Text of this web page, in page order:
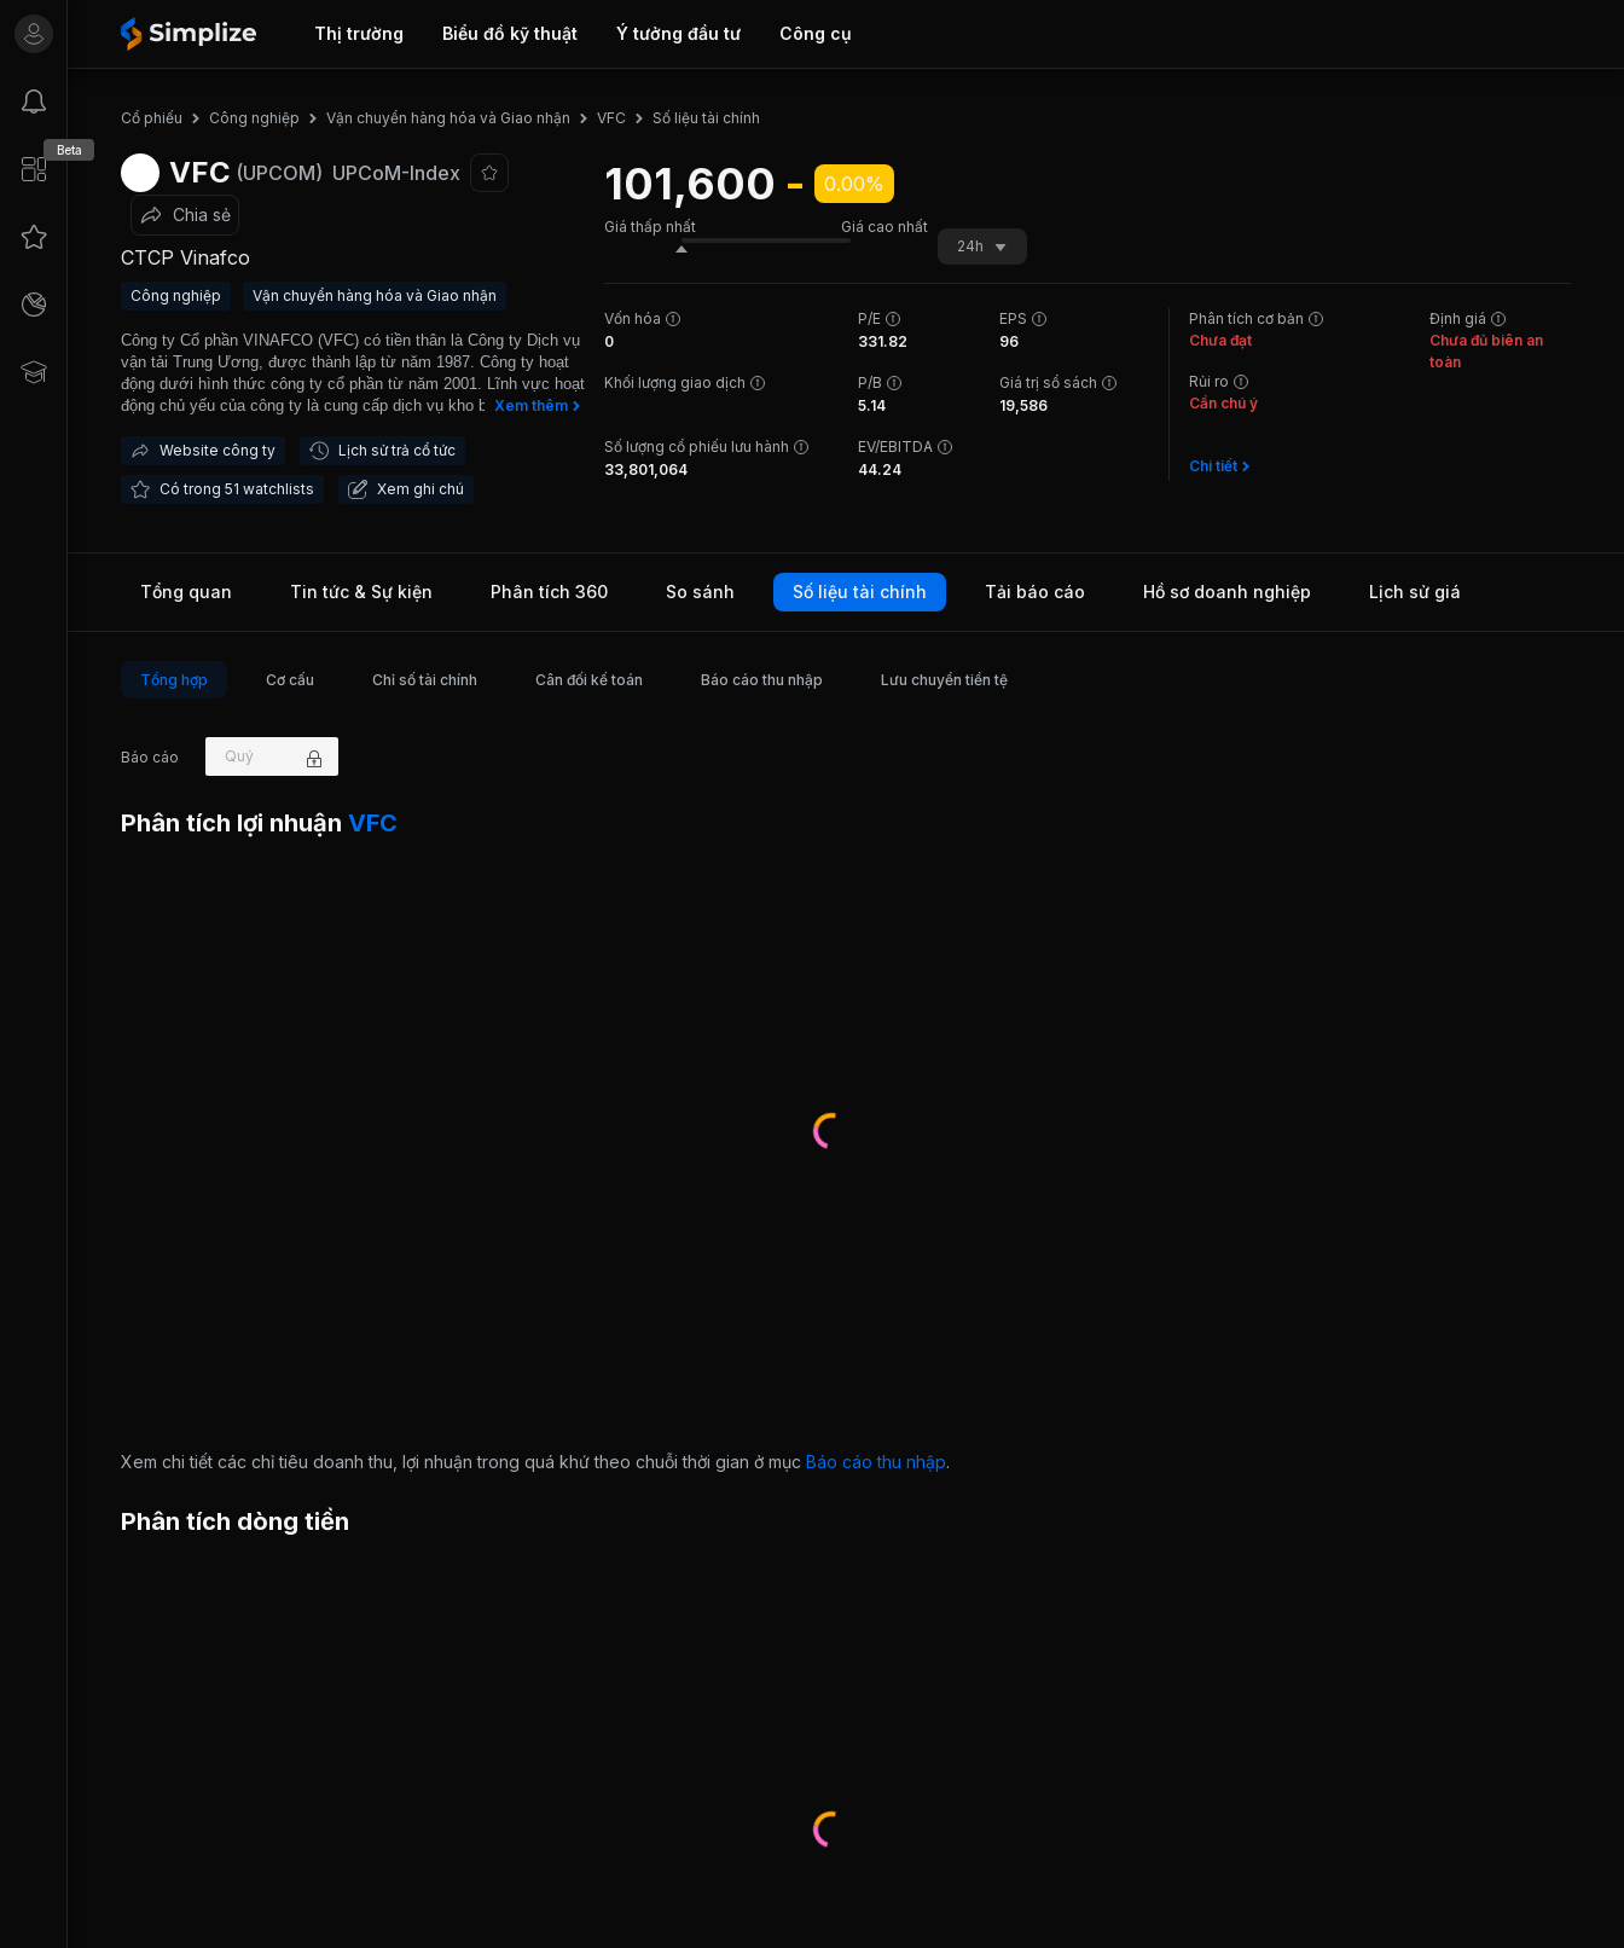
Thị trường Biểu đồ kỹ thuật Ý tưởng đầu tư Công cụ
Beta
Cổ phiếu Công nghiệp Vận chuyển hàng hóa và Giao nhận VFC Số liệu tài chính
VFC (UPCOM) UPCoM-Index
Chia sẻ
CTCP Vinafco
Công nghiệp Vận chuyển hàng hóa và Giao nhận
Công ty Cổ phần VINAFCO (VFC) có tiền thân là Công ty Dịch vụ
vận tải Trung Ương, được thành lập từ năm 1987. Công ty hoạt
động dưới hình thức công ty cổ phần từ năm 2001. Lĩnh vực hoạt
động chủ yếu của công ty là cung cấp dịch vụ kho bãi, hậu cần,
230,000 mét vuông kho bãi nằm tại các vị trí trọng điểm trên cả
Hòa Cầm (Đà Nẵng), Bình Dương,... Trong lĩnh vực vận tải, VFC
container, xe chuyên dụng, xe bồn chở hóa chất… Hiện tại, công
ty chỉ hoạt động kinh doanh trên lãnh thổ Việt Nam. VFC được
niêm yết trên thị trường Upcom từ năm 2013.
Xem thêm
Website công ty Lịch sử trả cổ tức
Có trong 51 watchlists Xem ghi chú
101,600 - 0.00%
Giá thấp nhất
Giá cao nhất
24h
Vốn hóa
0
P/E
331.82
EPS
96
Khối lượng giao dịch
P/B
5.14
Giá trị sổ sách
19,586
Số lượng cổ phiếu lưu hành
33,801,064
EV/EBITDA
44.24
Phân tích cơ bản
Chưa đạt
Rủi ro
Cần chú ý
Chi tiết
Định giá
Chưa đủ biên an
toàn
Tổng quan Tin tức & Sự kiện Phân tích 360 So sánh Số liệu tài chính Tải báo cáo Hồ sơ doanh nghiệp Lịch sử giá
Tổng hợp Cơ cấu Chỉ số tài chính Cân đối kế toán Báo cáo thu nhập Lưu chuyển tiền tệ
Báo cáo Quý
Phân tích lợi nhuận VFC
Xem chi tiết các chỉ tiêu doanh thu, lợi nhuận trong quá khứ theo chuỗi thời gian ở mục Báo cáo thu nhập.
Phân tích dòng tiền